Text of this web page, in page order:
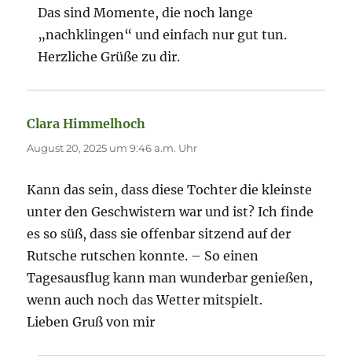
Das sind Momente, die noch lange
„nachklingen“ und einfach nur gut tun.
Herzliche Grüße zu dir.
Clara Himmelhoch
August 20, 2025 um 9:46 a.m. Uhr
Kann das sein, dass diese Tochter die kleinste
unter den Geschwistern war und ist? Ich finde
es so süß, dass sie offenbar sitzend auf der
Rutsche rutschen konnte. – So einen
Tagesausflug kann man wunderbar genießen,
wenn auch noch das Wetter mitspielt.
Lieben Gruß von mir